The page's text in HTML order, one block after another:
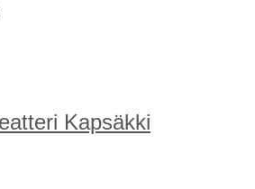
Kapsäkki